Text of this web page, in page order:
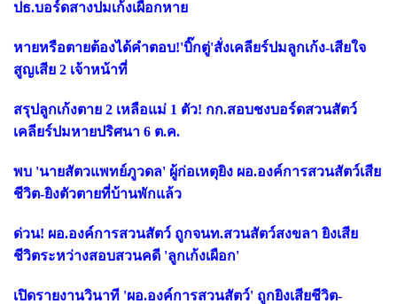
ปธ.บอร์ดสางปมเก้งเผือกหาย
หายหรือตายต้องได้คำตอบ!'บิ๊กตู่'สั่งเคลียร์ปมลูกเก้ง-เสียใจ
สูญเสีย 2 เจ้าหน้าที่
สรุปลูกเก้งตาย 2 เหลือแม่ 1 ตัว! กก.สอบชงบอร์ดสวนสัตว์
เคลียร์ปมหายปริศนา 6 ต.ค.
พบ 'นายสัตวแพทย์ภูวดล' ผู้ก่อเหตุยิง ผอ.องค์การสวนสัตว์เสีย
ชีวิต-ยิงตัวตายที่บ้านพักแล้ว
ด่วน! ผอ.องค์การสวนสัตว์ ถูกจนท.สวนสัตว์สงขลา ยิงเสีย
ชีวิตระหว่างสอบสวนคดี 'ลูกเก้งเผือก'
เปิดรายงานวินาที 'ผอ.องค์การสวนสัตว์' ถูกยิงเสียชีวิต-